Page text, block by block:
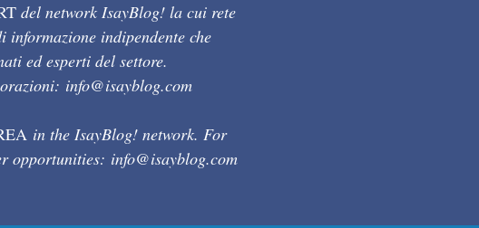
del network IsayBlog! la cui rete
indipendente che
ed esperti del settore.
info@isayblog.com
in the IsayBlog! network. For
opportunities: info@isayblog.com